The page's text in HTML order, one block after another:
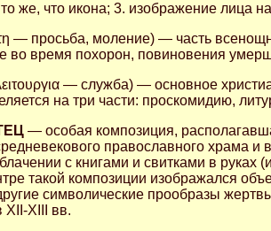
же, что икона; 3. изображение лица
— просьба, моление) — часть
во время похорон, повиновения
— служба) — основное
на три части: проскомидию,
— особая композиция,
православного храма
с книгами и свитками в руках
такой композиции изображался
символические прообразы
XII-XIII вв.